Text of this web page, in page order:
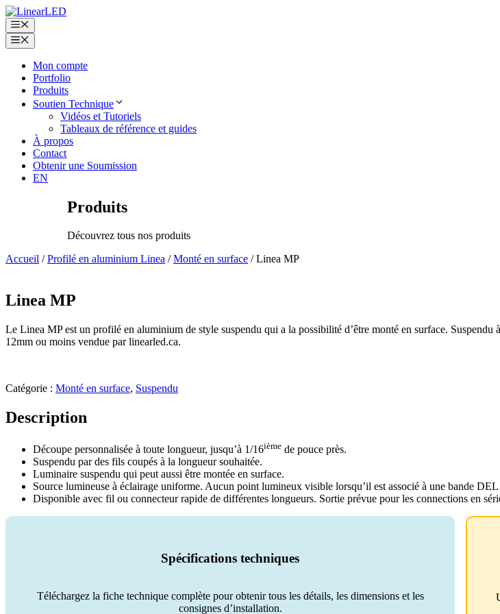
Aller
au
contenu
Menu
Menu
Mon compte
Portfolio
Produits
Soutien Technique
Vidéos et Tutoriels
Tableaux de référence et guides
À propos
Contact
Obtenir une Soumission
EN
Produits
Découvrez tous nos produits
Accueil /Profilé en aluminium Linea /Monté en surface / Linea MP
Linea MP
Le Linea MP est un profilé en aluminium de style suspendu qui a la possibilité d’être monté en surface.
12mm ou moins vendue par linearled.ca.
Catégorie : Monté en surface, Suspendu
Description
Découpe personnalisée à toute longueur, jusqu’à 1/16ième de pouce près.
Suspendu par des fils coupés à la longueur souhaitée.
Luminaire suspendu qui peut aussi être montée en surface.
Source lumineuse à éclairage uniforme. Aucun point lumineux visible lorsqu’il est associé à une bande
Disponible avec fil ou connecteur rapide de différentes longueurs. Sortie prévue pour les connections en
Spécifications techniques
Téléchargez la fiche technique complète pour obtenir tous les détails, les dimensions et les
consignes d’installation.